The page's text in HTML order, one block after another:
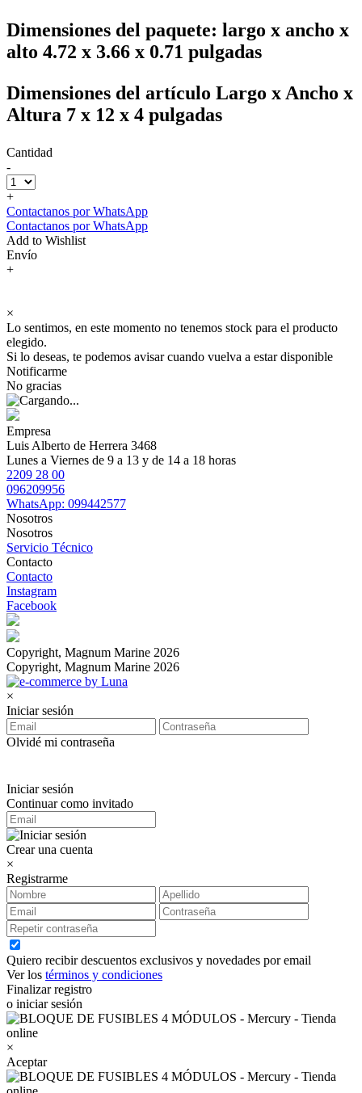
Dimensiones del paquete: largo x ancho x
alto ‎4.72 x 3.66 x 0.71 pulgadas
Dimensiones del artículo Largo x Ancho x
Altura ‎7 x 12 x 4 pulgadas
Cantidad
-
+
Contactanos por WhatsApp
Contactanos por WhatsApp
Add to Wishlist
Envío
+
×
Lo sentimos, en este momento no tenemos stock para el producto
elegido.
Si lo deseas, te podemos avisar cuando vuelva a estar disponible
Notificarme
No gracias
Empresa
Luis Alberto de Herrera 3468
Lunes a Viernes de 9 a 13 y de 14 a 18 horas
2209 28 00
096209956
WhatsApp: 099442577
Nosotros
Nosotros
Servicio Técnico
Contacto
Contacto
Instagram
Facebook
Copyright, Magnum Marine 2026
Copyright, Magnum Marine 2026
×
Iniciar sesión
Olvidé mi contraseña
Iniciar sesión
Continuar como invitado
Crear una cuenta
×
Registrarme
Quiero recibir descuentos exclusivos y novedades por email
Ver los términos y condiciones
Finalizar registro
o iniciar sesión
×
Aceptar